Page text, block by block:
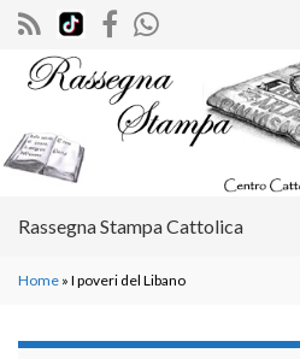
Search for:
Rassegna Stampa Cattolica
Home » I poveri del Libano